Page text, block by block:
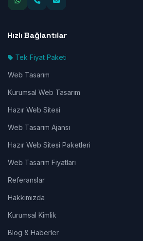
Hızlı Bağlantılar
Tek Fiyat Paketi
Web Tasarım
Kurumsal Web Tasarım
Hazır Web Sitesi
Web Tasarım Ajansı
Hazır Web Sitesi Paketleri
Web Tasarım Fiyatları
Referanslar
Hakkımızda
Kurumsal Kimlik
Blog & Haberler